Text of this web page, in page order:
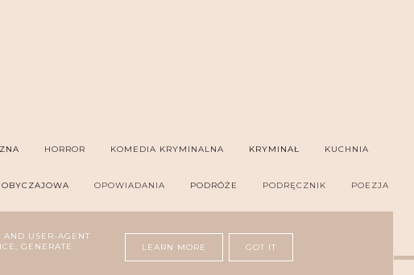
HORROR KOMEDIA KRYMINALNA KRYMINAŁ KUCHNIA
OBYCZAJOWA OPOWIADANIA PODRÓŻE PODRĘCZNIK POEZJA
AND USER-AGENT
GENERATE
LEARN MORE GOT IT